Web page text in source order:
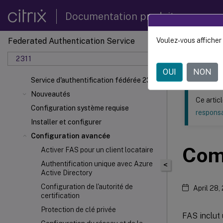
Documentation produit
Federated Authentication Service
2311
Service d'authentification fédérée 2311
Nouveautés
Configuration système requise
Installer et configurer
Configuration avancée
Activer FAS pour un client locataire
Authentification unique avec Azure
Active Directory
Configuration de l'autorité de
certification
Protection de clé privée
Ce contenu a
<
Ce
April 28,
FAS inclut
Voulez-vous
OUI NON